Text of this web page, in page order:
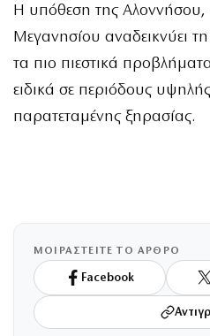
Η υπόθεση της Αλοννήσου,
Μεγανησίου αναδεικνύει
τα πιο πιεστικά
ειδικά σε περιόδους
παρατεταμένης ξηρασίας.
ΜΟΙΡΑΣΤΕΙΤΕ ΤΟ ΑΡΘΡΟ
Facebook